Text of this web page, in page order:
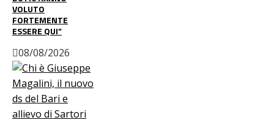
VOLUTO
FORTEMENTE
ESSERE QUI”
08/08/2026